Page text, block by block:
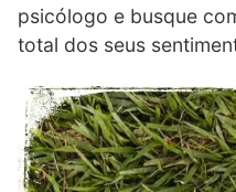
psicólogo e busque
total dos seus